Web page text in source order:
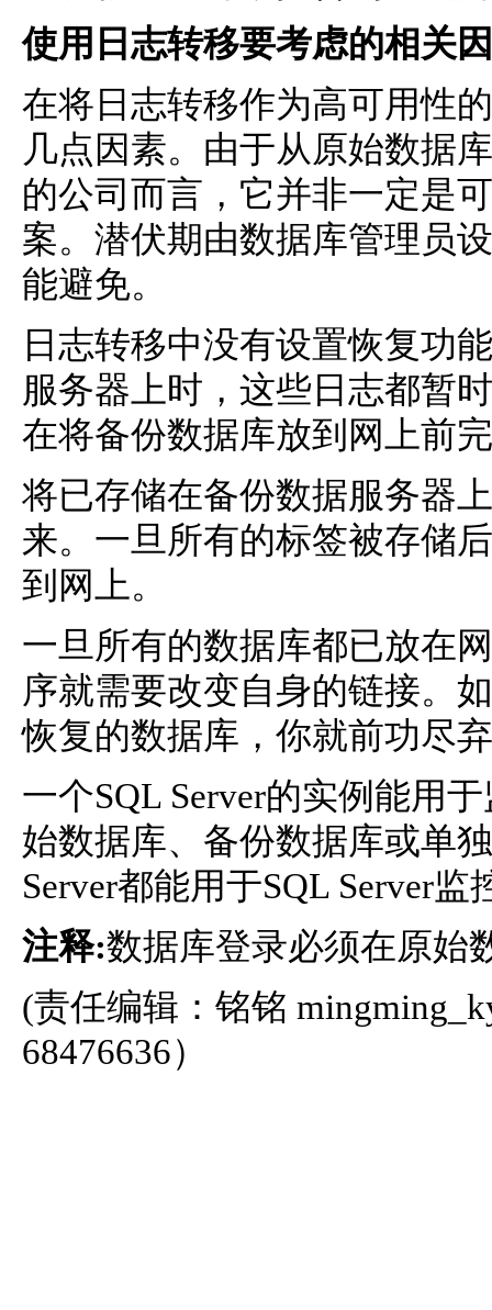
使用日志转移要考虑的相关
在将日志转移作为高可用性
几点因素。由于从原始数据
的公司而言，它并非一定是
案。潜伏期由数据库管理员
能避免。
日志转移中没有设置恢复功
服务器上时，这些日志都暂
在将备份数据库放到网上前
将已存储在备份数据服务器
来。一旦所有的标签被存储
到网上。
一旦所有的数据库都已放在
序就需要改变自身的链接。
恢复的数据库，你就前功尽
一个SQL Server的实例能用
始数据库、备份数据库或单
Server都能用于SQL Server监
注释:数据库登录必须在原始
(责任编辑：铭铭
68476636）